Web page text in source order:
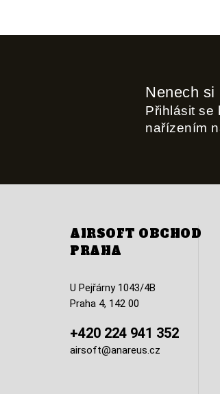
Nenech si
Přihlásit se
nařízením
AIRSOFT OBCHOD
PRAHA
U Pejřárny 1043/4B
Praha 4, 142 00
+420 224 941 352
airsoft@anareus.cz